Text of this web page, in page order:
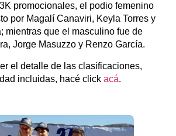
promocionales, el podio femenino
por Magalí Canaviri, Keyla Torres y
mientras que el masculino fue de
Jorge Masuzzo y Renzo García.
el detalle de las clasificaciones,
incluidas, hacé click acá.